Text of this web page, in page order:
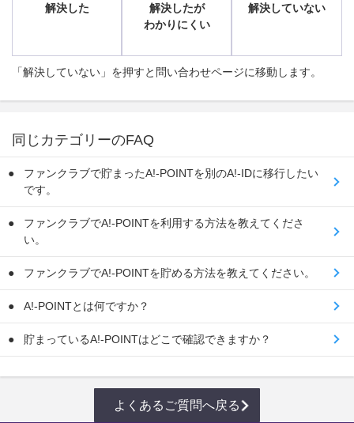
解決した
解決したが
わかりにくい
解決していない
「解決していない」を押すと問い合わせページに移動します。
同じカテゴリーのFAQ
ファンクラブで貯まったA!-POINTを別のA!-IDに移行したい
です。
ファンクラブでA!-POINTを利用する方法を教えてくださ
い。
ファンクラブでA!-POINTを貯める方法を教えてください。
A!-POINTとは何ですか？
貯まっているA!-POINTはどこで確認できますか？
よくあるご質問へ戻る